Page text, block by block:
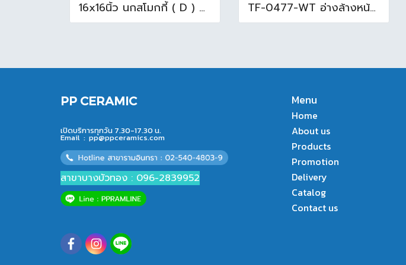
16x16นิ้ว นกสโมกกี้ ( D ) A (Pack6) TF-0477-WT อ่างล้างหน้าบนเคาน์เตอร์ สีขาว
PP CERAMIC
เปิดบริการทุกวัน 7.30-17.30 น.
Email : pp@ppceramics.com
สาขาบางบัวทอง : 096-2839952
Menu
Home
About us
Products
Promotion
Delivery
Catalog
Contact us